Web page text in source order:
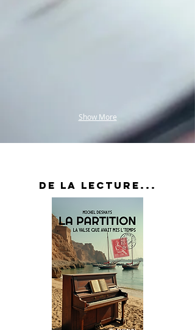
Show More
DE LA LECTURE...